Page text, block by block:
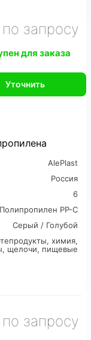
8 м3
AlePlast
Россия
6
Полипропилен PP-C
Серый / Голубой
химия,
щелочи, пищевые
запросу
для заказа
Уточнить
запросу